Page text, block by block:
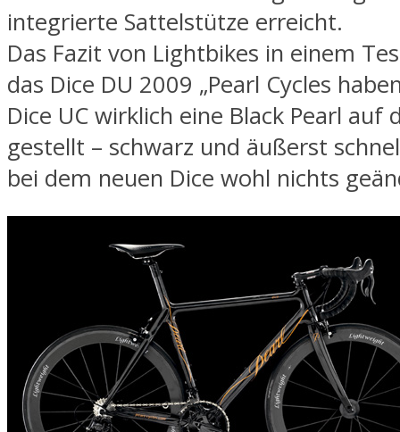
integrierte Sattelstütze erreicht.
Das Fazit von Lightbikes in einem
das Dice DU 2009 „Pearl Cycles
Dice UC wirklich eine Black Pearl auf
gestellt – schwarz und äußerst
bei dem neuen Dice wohl nichts